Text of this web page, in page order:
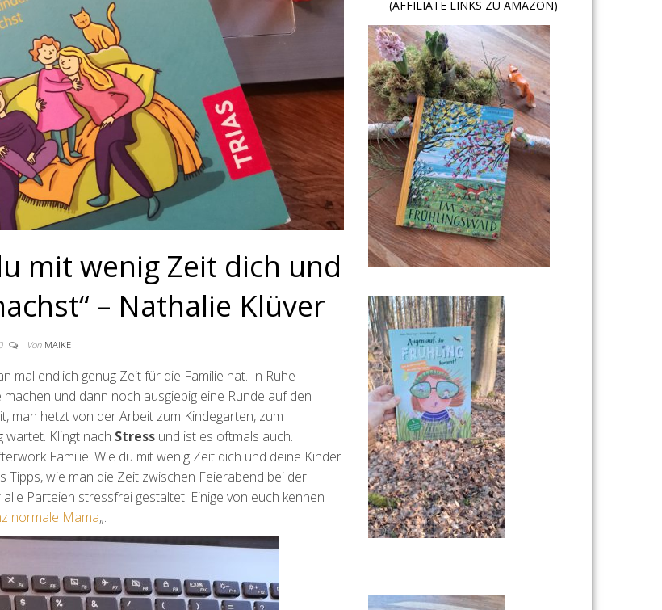
mit wenig Zeit dich und
– Nathalie Klüver
Von MAIKE
mal endlich genug Zeit für die Familie hat. In Ruhe
und dann noch ausgiebig eine Runde auf den
man hetzt von der Arbeit zum Kindegarten, zum
Klingt nach Stress und ist es oftmals auch.
Familie. Wie du mit wenig Zeit dich und deine Kinder
Tipps, wie man die Zeit zwischen Feierabend bei der
Parteien stressfrei gestaltet. Einige von euch kennen
normale Mama„.
(AFFILIATE LINKS ZU AMAZON)